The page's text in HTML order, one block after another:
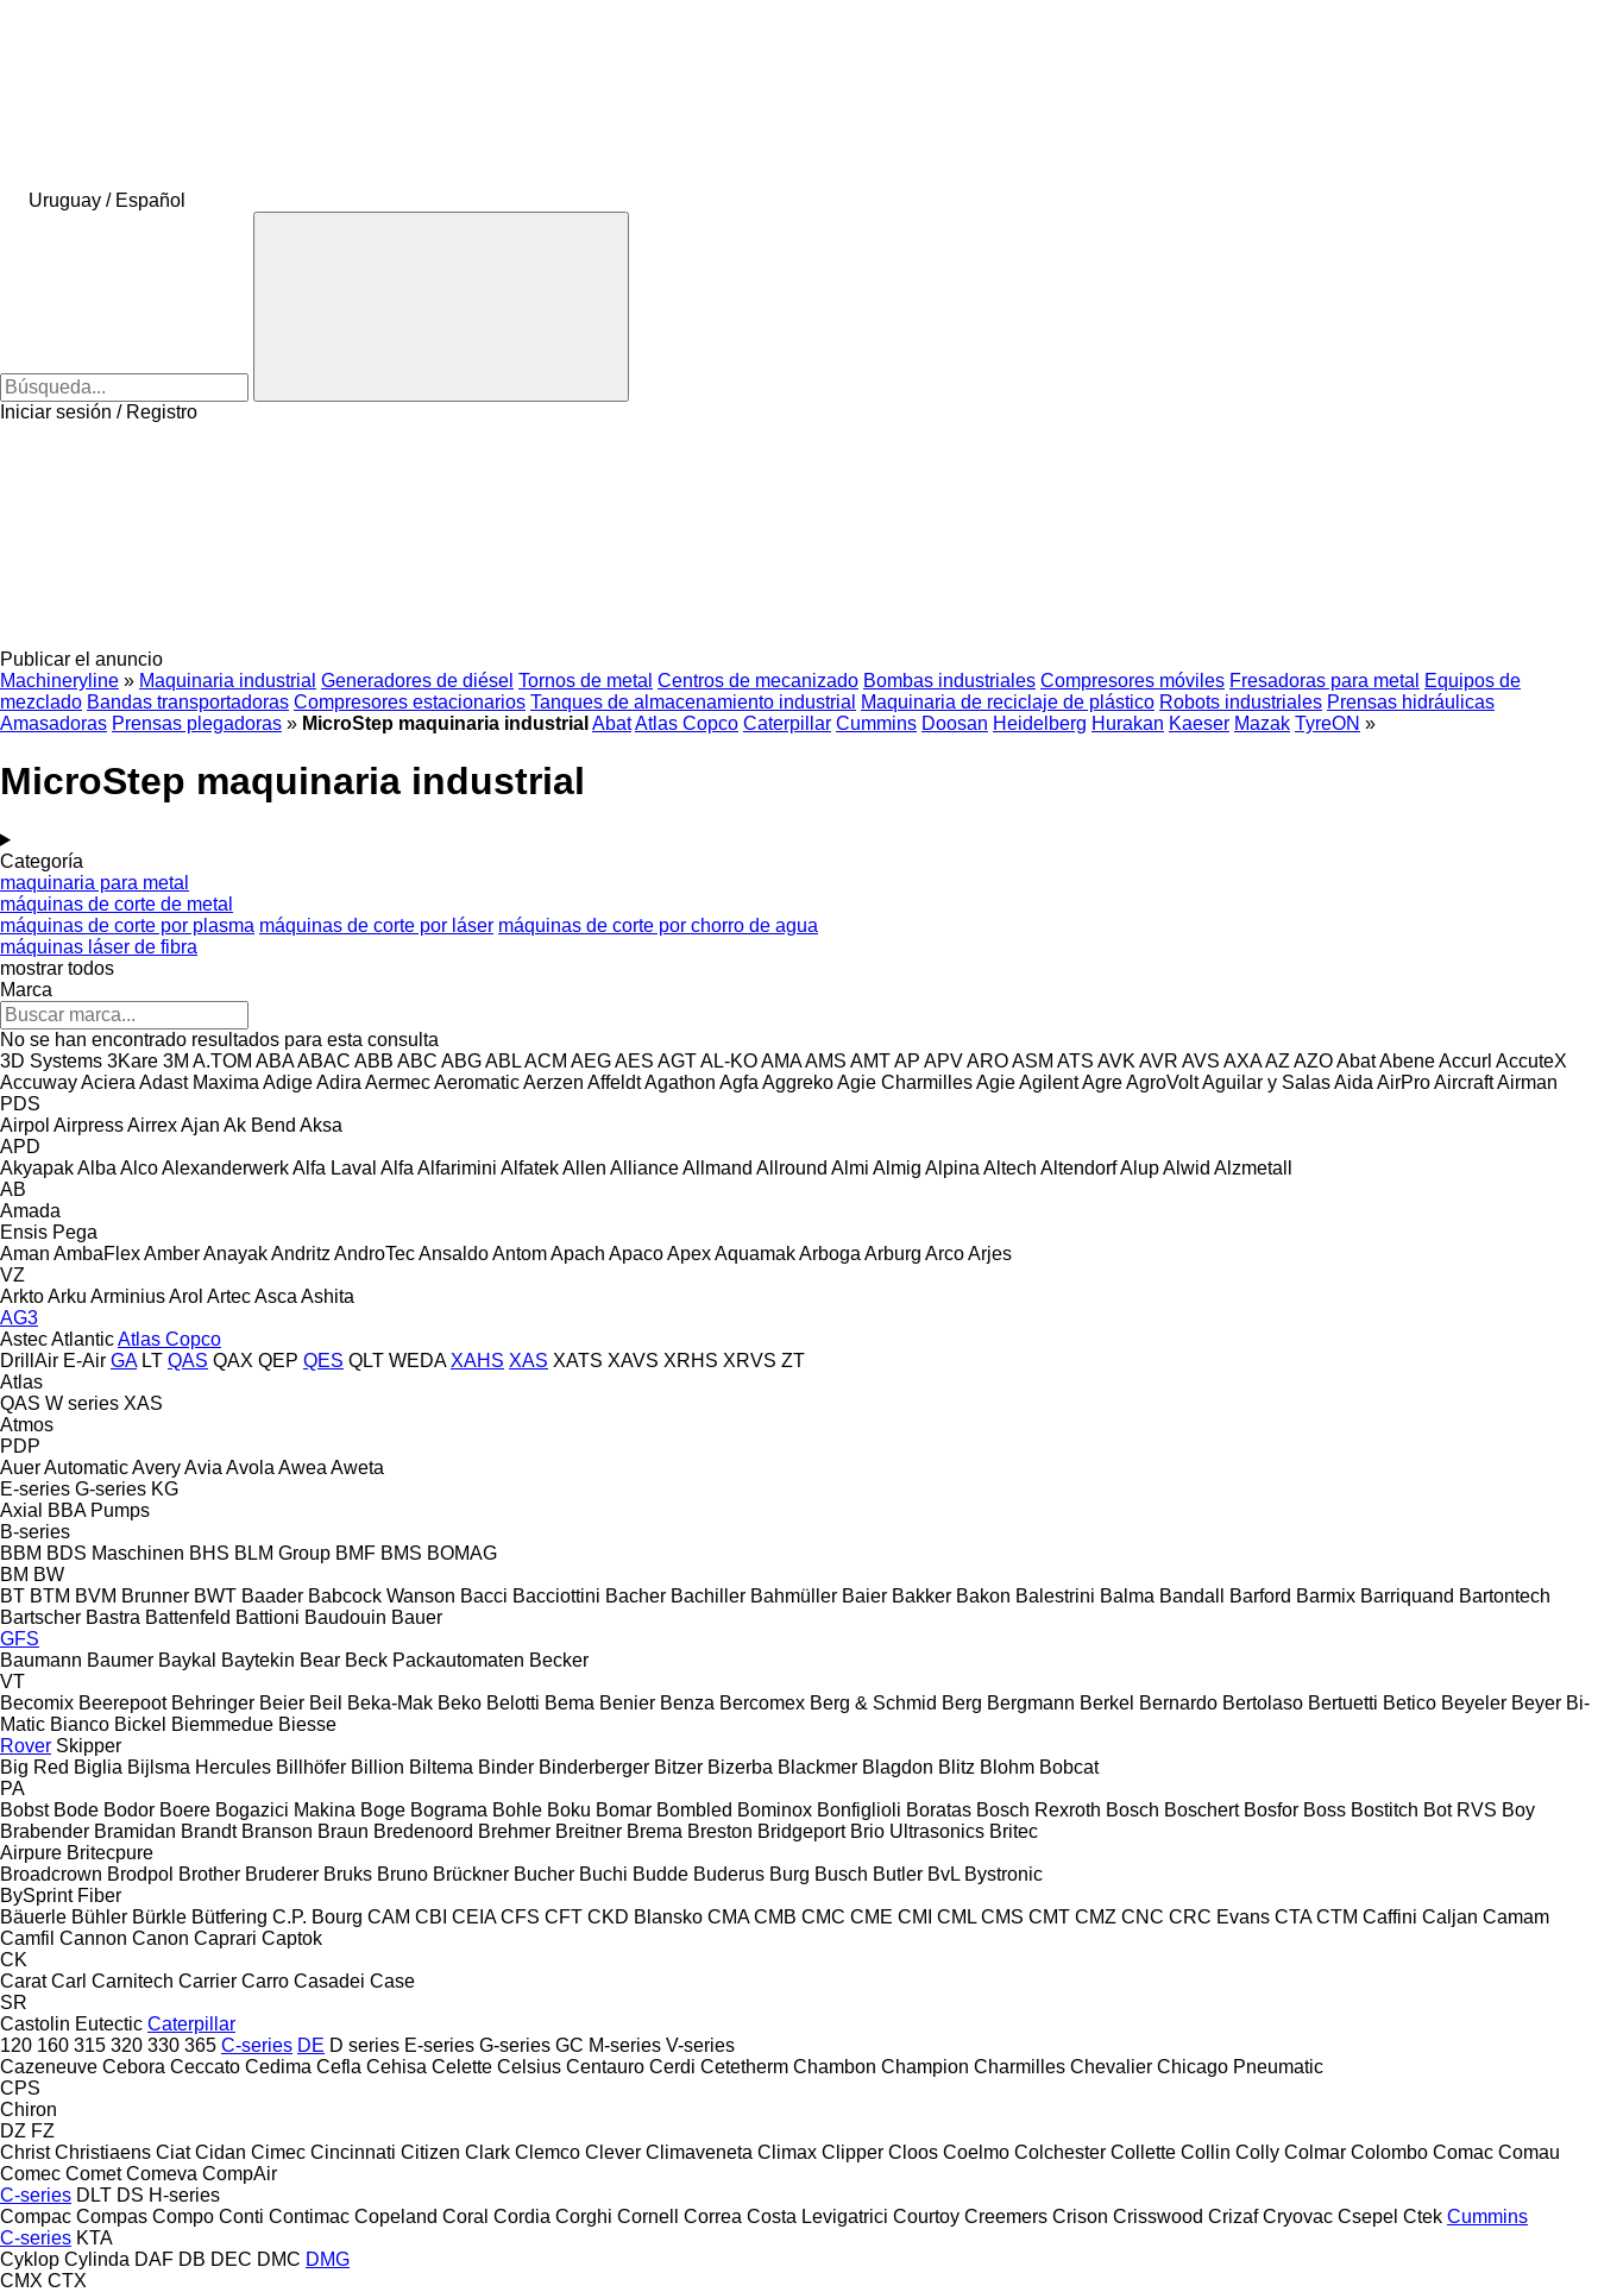
Uruguay / Español
Iniciar sesión / Registro
Publicar el anuncio
Machineryline » Maquinaria industrial Generadores de diésel Tornos de metal Centros de mecanizado Bombas industriales Compresores móviles Fresadoras para metal
Equipos de
mezclado Bandas transportadoras Compresores estacionarios Tanques de almacenamiento industrial Maquinaria de reciclaje de plástico Robots industriales Prensas hidráulicas
Amasadoras Prensas plegadoras » MicroStep maquinaria industrial AbatAtlas Copco Caterpillar Cummins Doosan Heidelberg Hurakan Kaeser Mazak TyreON »
MicroStep maquinaria industrial
Categoría
maquinaria para metal
máquinas de corte de metal
máquinas de corte por plasma máquinas de corte por láser máquinas de corte por chorro de agua
máquinas láser de fibra
mostrar todos
Marca
No se han encontrado resultados para esta consulta
3D Systems 3Kare 3M A.TOM ABAABAC ABB ABC ABGABLACM AEGAES AGTAL-KOAMAAMS AMTAP APVAROASM ATS AVK AVR AVS AXAAZ AZOAbatAbeneAccurl AccuteX
AccuwayAciera Adast Maxima AdigeAdira AermecAeromaticAerzen AffeldtAgathon Agfa AggrekoAgie CharmillesAgieAgilentAgreAgroVoltAguilar y SalasAida AirProAircraftAirman
PDS
Airpol AirpressAirrexAjan Ak Bend Aksa
APD
AkyapakAlba AlcoAlexanderwerkAlfa Laval Alfa Alfarimini AlfatekAllen AllianceAllmand Allround Almi Almig Alpina Altech AltendorfAlupAlwid Alzmetall
AB
Amada
Ensis Pega
Aman AmbaFlexAmberAnayakAndritz AndroTecAnsaldoAntomApach ApacoApexAquamakArboga Arburg ArcoArjes
VZ
ArktoArku ArminiusArol ArtecAsca Ashita
AG3
AstecAtlanticAtlas Copco
DrillAir E-Air GA LT QAS QAX QEP QES QLT WEDA XAHS XAS XATS XAVS XRHS XRVS ZT
Atlas
QAS W series XAS
Atmos
PDP
AuerAutomaticAveryAvia Avola Awea Aweta
E-series G-series KG
Axial
BBA Pumps
B-series
BBM BDS Maschinen BHS BLM Group BMF BMS BOMAG
BM BW
BT BTM BVM Brunner BWT Baader Babcock Wanson Bacci Bacciottini Bacher Bachiller Bahmüller Baier Bakker Bakon Balestrini Balma Bandall Barford Barmix Barriquand Bartontech
Bartscher Bastra Battenfeld Battioni Baudouin Bauer
GFS
Baumann Baumer Baykal Baytekin Bear Beck Packautomaten Becker
VT
Becomix Beerepoot Behringer Beier Beil Beka-Mak Beko Belotti Bema Benier Benza Bercomex Berg & Schmid Berg Bergmann Berkel Bernardo Bertolaso Bertuetti Betico Beyeler Beyer Bi-
Matic Bianco Bickel Biemmedue Biesse
Rover Skipper
Big Red Biglia Bijlsma Hercules Billhöfer Billion Biltema Binder Binderberger Bitzer Bizerba Blackmer Blagdon Blitz Blohm Bobcat
PA
Bobst Bode Bodor Boere Bogazici Makina Boge Bograma Bohle Boku Bomar Bombled Bominox Bonfiglioli Boratas Bosch Rexroth Bosch Boschert Bosfor Boss Bostitch Bot RVS Boy
Brabender Bramidan Brandt Branson Braun Bredenoord Brehmer Breitner Brema Breston Bridgeport Brio Ultrasonics Britec
Airpure Britecpure
Broadcrown Brodpol Brother Bruderer Bruks Bruno Brückner Bucher Buchi Budde Buderus Burg Busch Butler BvL Bystronic
BySprint Fiber
Bäuerle Bühler Bürkle Bütfering C.P. Bourg CAM CBI CEIA CFS CFT CKD Blansko CMA CMB CMC CME CMI CML CMS CMT CMZ CNC CRC Evans CTA CTM Caffini Caljan Camam
Camfil Cannon Canon Caprari Captok
CK
Carat Carl Carnitech Carrier Carro Casadei Case
SR
Castolin Eutectic Caterpillar
120 160 315 320 330 365 C-series DE D series E-series G-series GC M-series V-series
Cazeneuve Cebora Ceccato Cedima Cefla Cehisa Celette Celsius Centauro Cerdi Cetetherm Chambon Champion Charmilles Chevalier Chicago Pneumatic
CPS
Chiron
DZ FZ
Christ Christiaens Ciat Cidan Cimec Cincinnati Citizen Clark Clemco Clever Climaveneta Climax Clipper Cloos Coelmo Colchester Collette Collin Colly Colmar Colombo Comac Comau
Comec Comet Comeva CompAir
C-series DLT DS H-series
Compac Compas Compo Conti Contimac Copeland Coral Cordia Corghi Cornell Correa Costa Levigatrici Courtoy Creemers Crison Crisswood Crizaf Cryovac Csepel Ctek Cummins
C-series KTA
Cyklop Cylinda DAF DB DEC DMC DMG
CMX CTX